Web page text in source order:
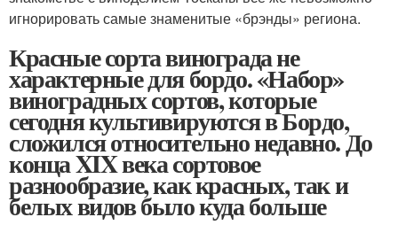
игнорировать самые знаменитые «брэнды» региона.
Красные сорта винограда не
характерные для бордо. «Набор»
виноградных сортов, которые
сегодня культивируются в Бордо,
сложился относительно недавно. До
конца XIX века сортовое
разнообразие, как красных, так и
белых видов было куда больше